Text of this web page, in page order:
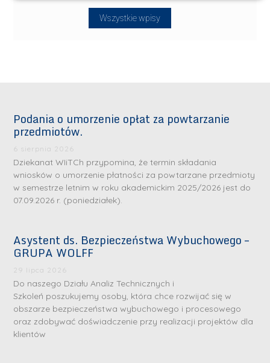
Wszystkie wpisy
Podania o umorzenie opłat za powtarzanie
przedmiotów.
6 sierpnia 2026
Dziekanat WIiTCh przypomina, że termin składania
wniosków o umorzenie płatności za powtarzane przedmioty
w semestrze letnim w roku akademickim 2025/2026 jest do
07.09.2026 r. (poniedziałek).
Asystent ds. Bezpieczeństwa Wybuchowego –
GRUPA WOLFF
29 lipca 2026
Do naszego Działu Analiz Technicznych i
Szkoleń poszukujemy osoby, która chce rozwijać się w
obszarze bezpieczeństwa wybuchowego i procesowego
oraz zdobywać doświadczenie przy realizacji projektów dla
klientów